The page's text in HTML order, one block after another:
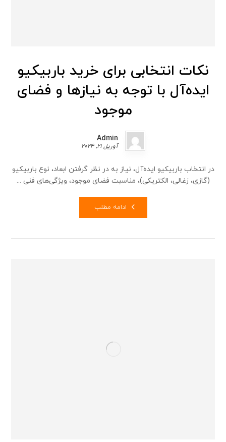
نکات انتخابی برای خرید باربیکیو
ایده‌آل با توجه به نیازها و فضای
موجود
Admin
آوریل 21, 2024
در انتخاب باربیکیو ایده‌آل، نیاز به در نظر گرفتن ابعاد، نوع باربیکیو
(گازی، زغالی، الکتریکی)، مناسبت فضای موجود، ویژگی‌های فنی ...
ادامه مطلب